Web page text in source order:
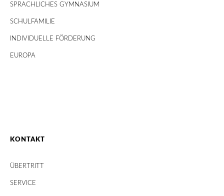
SPRACHLICHES GYMNASIUM
SCHULFAMILIE
INDIVIDUELLE FÖRDERUNG
EUROPA
KONTAKT
ÜBERTRITT
SERVICE